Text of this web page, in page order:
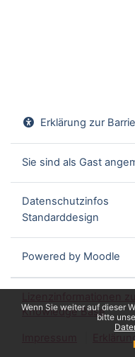
Wenn Sie weiter auf dieser
bitte
Erklärung zur
Sie sind als Gast
Datenschutzinfos
Standarddesign
Powered by Moodle
Knowledge Base